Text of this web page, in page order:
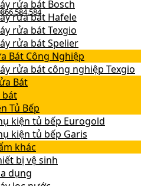
rửa bát Bosch
rửa bát Hafele
rửa bát Texgio
rửa bát Spelier
Bát Công Nghiệp
rửa bát công nghiệp Texgio
Bát
bát
Tủ Bếp
kiện tủ bếp Eurogold
kiện tủ bếp Garis
khác
bị vệ sinh
dụng